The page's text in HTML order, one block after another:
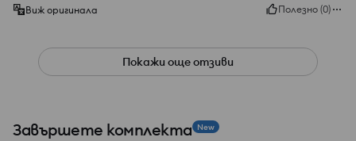
Виж оригинала
Полезно (0)
Покажи още отзиви
Завършете комплекта New